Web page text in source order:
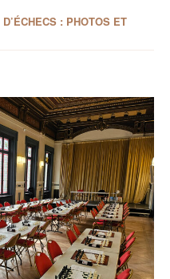
: PHOTOS ET